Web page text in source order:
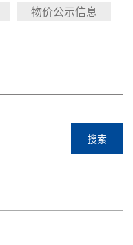
物价公示信息
搜索